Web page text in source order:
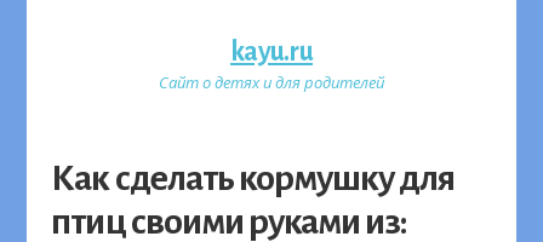
kayu.ru
Сайт о детях и для родителей
Как сделать кормушку для
птиц своими руками из: